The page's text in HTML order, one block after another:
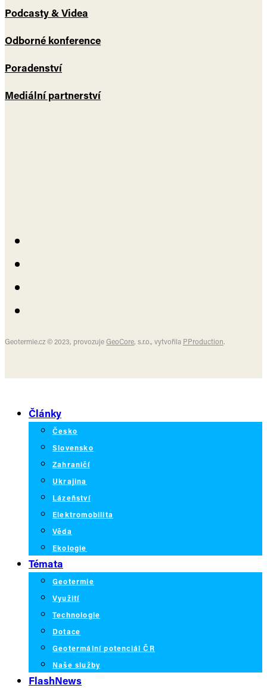
Podcasty & Videa
Odborné konference
Poradenství
Mediální partnerství
Geotermie.cz © 2023, provozujeGeoCore, s.r.o., vytvořila PProduction.
Články
Česko
Slovensko
Zahraničí
Ukrajina
Lázeňství
Elektromobilita
Věda
Ekologie
Témata
Geotermie
Využití
Technologie
Dotace
Geotermální potenciál ČR
Naše služby
FlashNews